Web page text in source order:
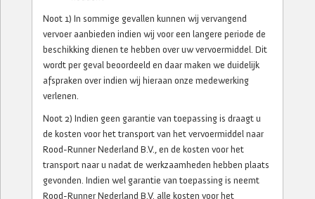
Noot 1) In sommige gevallen kunnen wij vervangend
vervoer aanbieden indien wij voor een langere periode de
beschikking dienen te hebben over uw vervoermiddel. Dit
wordt per geval beoordeeld en daar maken we duidelijk
afspraken over indien wij hieraan onze medewerking
verlenen.
Noot 2) Indien geen garantie van toepassing is draagt u
de kosten voor het transport van het vervoermiddel naar
Rood-Runner Nederland B.V., en de kosten voor het
transport naar u nadat de werkzaamheden hebben plaats
gevonden. Indien wel garantie van toepassing is neemt
Rood-Runner Nederland B.V. alle kosten voor het